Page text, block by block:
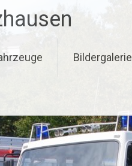
Bildergalerie